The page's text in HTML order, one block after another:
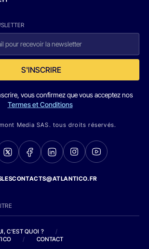
S'INSCRIRE
vous confirmez que vous acceptez nos
Termes et Conditions
Media SAS. tous droits réservés.
C'EST QUOI ?
/
/ CONTACT